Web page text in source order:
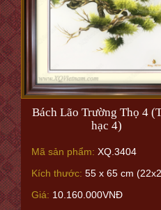
Bách Lão Trường Thọ 4
hạc 4)
Mã sản phẩm: XQ.3404
Kích thước: 55 x 65 cm
Giá: 10.160.000VNĐ